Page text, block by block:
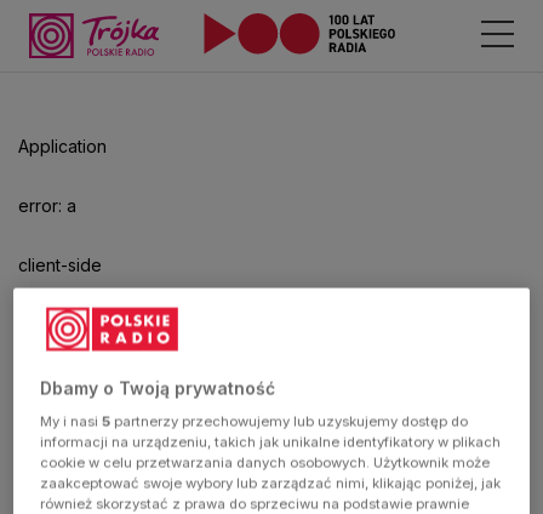
Application
error: a
client-side
exception
has
occurred
(see the
aby
odtwarzać.
Dbamy o Twoją prywatność
My i nasi5 partnerzy przechowujemy lub uzyskujemy dostęp do
informacji na urządzeniu, takich jak unikalne identyfikatory w plikach
cookie w celu przetwarzania danych osobowych. Użytkownik może
zaakceptować swoje wybory lub zarządzać nimi, klikając poniżej, jak
również skorzystać z prawa do sprzeciwu na podstawie prawnie